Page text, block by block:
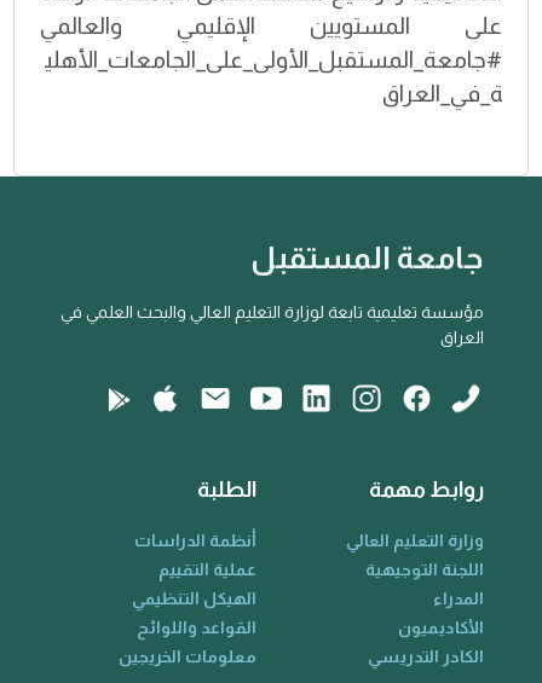
على المستويين الإقليمي والعالمي
#جامعة_المستقبل_الأولى_على_الجامعات_الأهلي
ة_في_العراق
جامعة المستقبل
مؤسسة تعليمية تابعة لوزارة التعليم العالي والبحث العلمي في
العراق
روابط مهمة
وزارة التعليم العالي
اللجنة التوجيهية
المدراء
الأكاديميون
الكادر التدريسي
الطلبة
أنظمة الدراسات
عملية التقييم
الهيكل التنظيمي
القواعد واللوائح
معلومات الخريجين